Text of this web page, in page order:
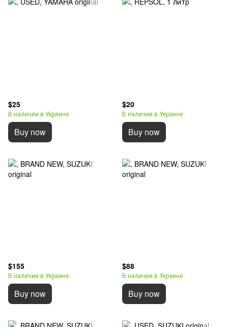
$25
В наличии в Украине
Buy now
$20
В наличии в Украине
Buy now
$155
В наличии в Украине
Buy now
$88
В наличии в Украине
Buy now